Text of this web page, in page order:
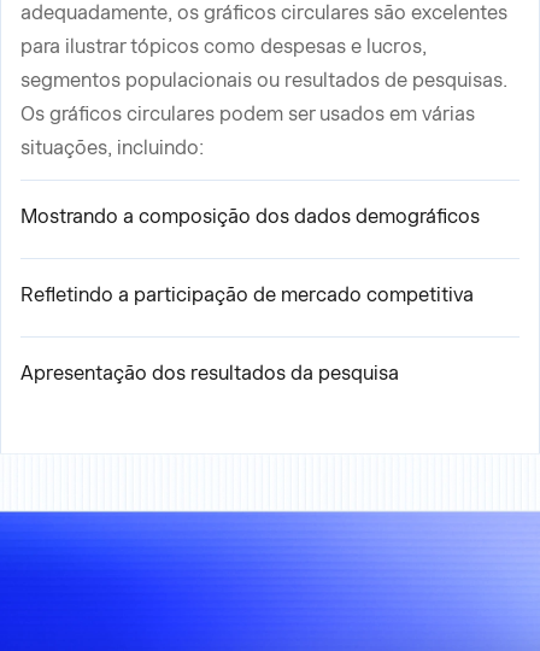
adequadamente, os gráficos circulares são excelentes
para ilustrar tópicos como despesas e lucros,
segmentos populacionais ou resultados de pesquisas.
Os gráficos circulares podem ser usados em várias
situações, incluindo:
Mostrando a composição dos dados demográficos
Refletindo a participação de mercado competitiva
Apresentação dos resultados da pesquisa